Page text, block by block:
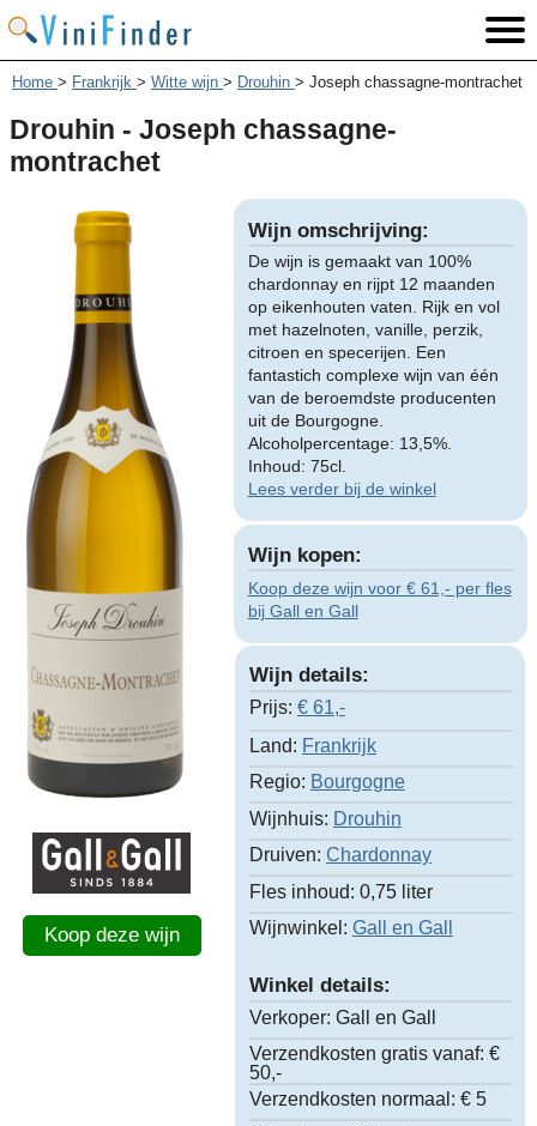
Home > Frankrijk > Witte wijn > Drouhin > Joseph chassagne-montrachet
Drouhin - Joseph chassagne-
montrachet
Koop deze wijn
Wijn omschrijving:
De wijn is gemaakt van 100%
chardonnay en rijpt 12 maanden
op eikenhouten vaten. Rijk en vol
met hazelnoten, vanille, perzik,
citroen en specerijen. Een
fantastich complexe wijn van één
van de beroemdste producenten
uit de Bourgogne.
Alcoholpercentage: 13,5%.
Inhoud: 75cl.
Lees verder bij de winkel
Wijn kopen:
Koop deze wijn voor € 61,- per fles
bij Gall en Gall
Wijn details:
Prijs: € 61,-
Land: Frankrijk
Regio: Bourgogne
Wijnhuis: Drouhin
Druiven: Chardonnay
Fles inhoud: 0,75 liter
Wijnwinkel: Gall en Gall
Winkel details:
Verkoper: Gall en Gall
Verzendkosten gratis vanaf: €
50,-
Verzendkosten normaal: € 5